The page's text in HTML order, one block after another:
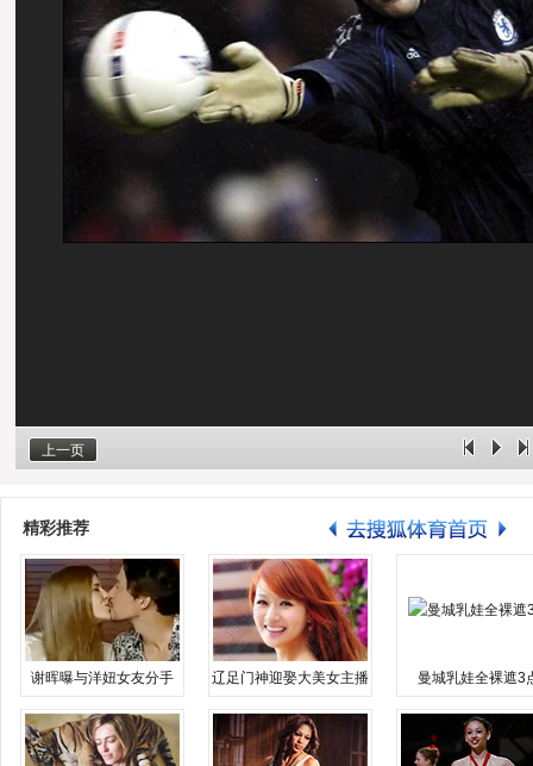
上一页
精彩推荐
谢晖曝与洋妞女友分手 辽足门神迎娶大美女主播 曼城乳娃全裸遮3